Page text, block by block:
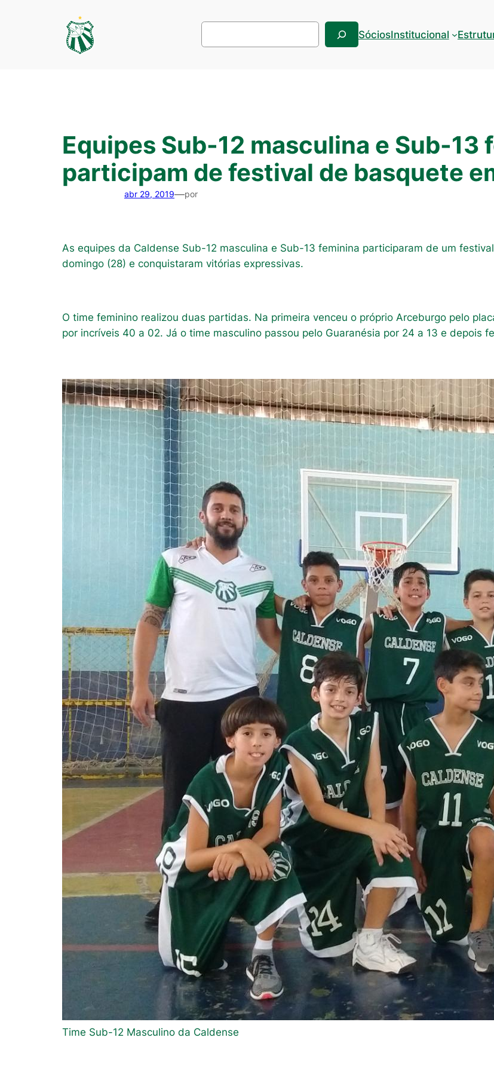
Pesquisar
SóciosInstitucional
Equipes Sub-12 masculina e Sub-13
participam de festival de basquete
abr 29, 2019—por
As equipes da Caldense Sub-12 masculina e Sub-13 feminina participaram de um
domingo (28) e conquistaram vitórias expressivas.
O time feminino realizou duas partidas. Na primeira venceu o próprio Arceburgo pelo
por incríveis 40 a 02. Já o time masculino passou pelo Guaranésia por 24 a 13 e depois
Time Sub-12 Masculino da Caldense